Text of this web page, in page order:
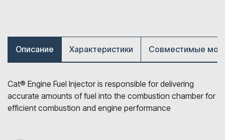
Описание Характеристики Совместимые
Cat® Engine Fuel Injector is responsible for delivering
accurate amounts of fuel into the combustion chamber for
efficient combustion and engine performance